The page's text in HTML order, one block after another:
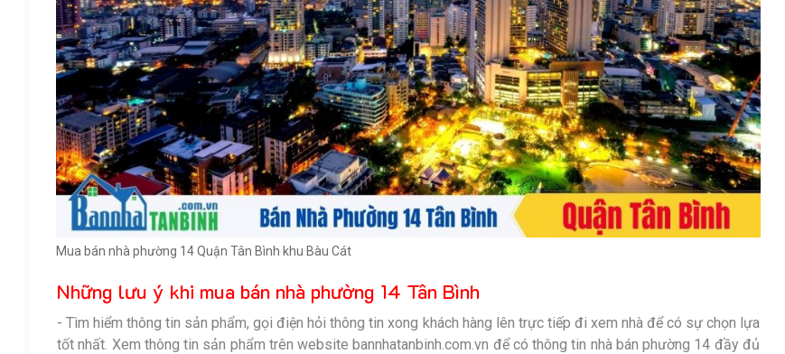
Mua bán nhà phường 14 Quận Tân Bình khu Bàu Cát
Những lưu ý khi mua bán nhà phường 14 Tân Bình
- Tìm hiểm thông tin sản phẩm, gọi điện hỏi thông tin xong khách hàng lên trực tiếp đi xem nhà để có sự chọn lựa
tốt nhất. Xem thông tin sản phẩm trên website bannhatanbinh.com.vn để có thông tin nhà bán phường 14 đầy đủ